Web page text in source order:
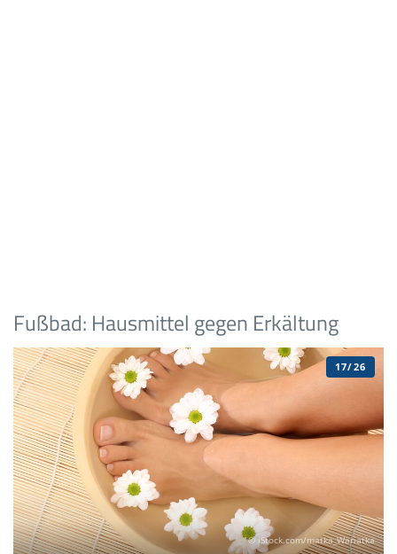
Fußbad: Hausmittel gegen Erkältung
© iStock.com/matka_Wariatka
17/26